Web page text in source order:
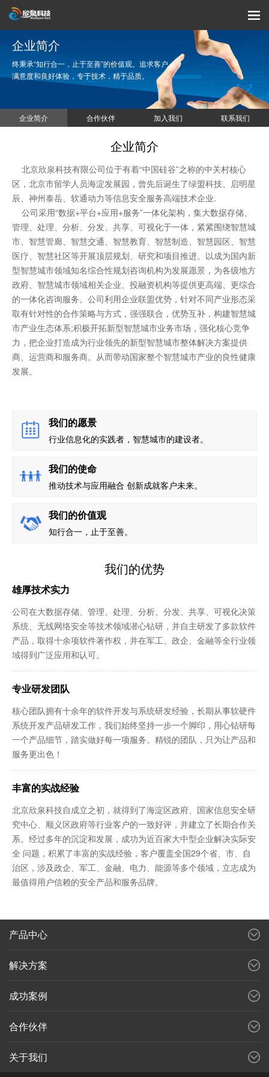
企业简介
终秉承“知行合一，止于至善”的价值观。追求客户
满意度和良好体验，专于技术，精于品质。
企业简介 合作伙伴 加入我们 联系我们
企业简介
北京欣泉科技有限公司位于有着“中国硅谷”之称的中关村核心
区，北京市留学人员海淀发展园，曾先后诞生了绿盟科技、启明星
辰、神州泰岳、软通动力等信息安全服务高端技术企业.
公司采用“数据+平台+应用+服务”一体化架构，集大数据存储、
管理、处理、分析、分发、共享、可视化于一体，紧紧围绕智慧城
市、智慧管廊、智慧交通、智慧教育、智慧制造、智慧园区、智慧
医疗、智慧社区等开展顶层规划、研究和项目推进。以成为国内新
型智慧城市领域知名综合性规划咨询机构为发展愿景，为各级地方
政府、智慧城市领域相关企业、投融资机构等提供更高端、更综合
的一体化咨询服务。公司利用企业联盟优势，针对不同产业形态采
取有针对性的合作策略与方式，强强联合，优势互补，构建智慧城
市产业生态体系;积极开拓新型智慧城市业务市场，强化核心竞争
力，把企业打造成为行业领先的新型智慧城市整体解决方案提供
商、运营商和服务商。从而带动国家整个智慧城市产业的良性健康
发展。
我们的愿景
行业信息化的实践者，智慧城市的建设者。
我们的使命
推动技术与应用融合 创新成就客户未来。
我们的价值观
知行合一，止于至善。
我们的优势
雄厚技术实力
公司在大数据存储、管理、处理、分析、分发、共享、可视化决策
系统、无线网络安全等技术领域潜心钻研，并自主研发了多款软件
产品，取得十余项软件著作权，并在军工、政企、金融等全行业领
域得到广泛应用和认可。
专业研发团队
核心团队拥有十余年的软件开发与系统研发经验，长期从事软硬件
系统开发产品研发工作，我们始终坚持一步一个脚印，用心钻研每
一个产品细节，踏实做好每一项服务。精锐的团队，只为让产品和
服务更出色！
丰富的实战经验
北京欣泉科技自成立之初，就得到了海淀区政府、国家信息安全研
究中心、顺义区政府等行业客户的一致好评，并建立了长期合作关
系。经过多年的沉淀和发展，成功为近百家大中型企业解决实际安
全 问题，积累了丰富的实战经验，客户覆盖全国29个省、市、自
治区，涉及政企、军工、金融、电力、能源等多个领域，立志成为
最值得用户信赖的安全产品和服务品牌。
产品中心
解决方案
成功案例
合作伙伴
关于我们